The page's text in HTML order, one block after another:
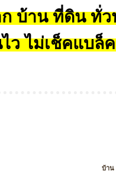
บ้าน ที่ดิน ทั่ว
ไว ไม่เช็คแบล็
บ้าน